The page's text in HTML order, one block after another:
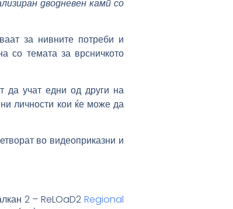
дводневен камп со
за нивните потреби и
со темата за врсничкото
да учат едни од други на
личности кои ќе може да
во видеоприказни и
2 – ReLOaD2 Regional